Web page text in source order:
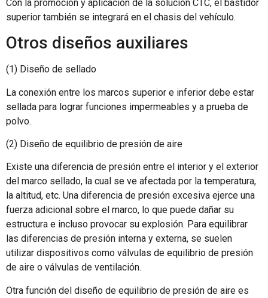
Con la promoción y aplicación de la solución CTC, el bastidor
superior también se integrará en el chasis del vehículo.
Otros diseños auxiliares
(1) Diseño de sellado
La conexión entre los marcos superior e inferior debe estar
sellada para lograr funciones impermeables y a prueba de
polvo.
(2) Diseño de equilibrio de presión de aire
Existe una diferencia de presión entre el interior y el exterior
del marco sellado, la cual se ve afectada por la temperatura,
la altitud, etc. Una diferencia de presión excesiva ejerce una
fuerza adicional sobre el marco, lo que puede dañar su
estructura e incluso provocar su explosión. Para equilibrar
las diferencias de presión interna y externa, se suelen
utilizar dispositivos como válvulas de equilibrio de presión
de aire o válvulas de ventilación.
Otra función del diseño de equilibrio de presión de aire es